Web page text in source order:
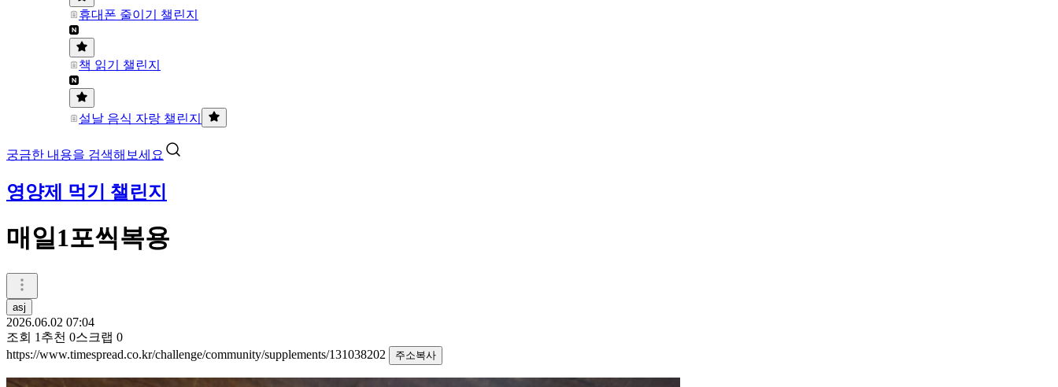
휴대폰 줄이기 챌린지
책 읽기 챌린지
설날 음식 자랑 챌린지
궁금한 내용을 검색해보세요
영양제 먹기 챌린지
매일1포씩복용
asj
2026.06.02 07:04
조회 1 추천 0스크랩 0
https://www.timespread.co.kr/challenge/community/supplements/131038202
주소복사